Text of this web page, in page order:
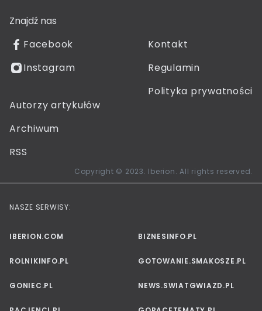
Znajdź nas
Facebook
Instagram
Kontakt
Regulamin
Polityka prywatności
Autorzy artykułów
Archiwum
RSS
Copyright © 2023. Iberion. All rights reserved.
NASZE SERWISY:
IBERION.COM BIZNESINFO.PL
ROLNIKINFO.PL GOTOWANIE.SMAKOSZE.PL
GONIEC.PL NEWS.SWIATGWIAZD.PL